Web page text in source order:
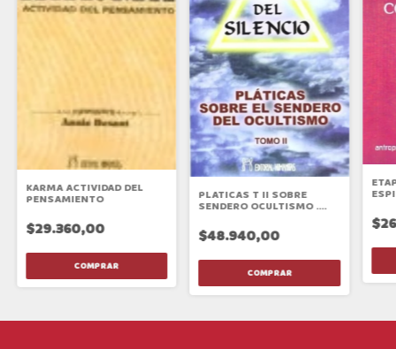
KARMA ACTIVIDAD DEL
PENSAMIENTO
$29.360,00
PLATICAS T II SOBRE
SENDERO OCULTISMO .
$48.940,00